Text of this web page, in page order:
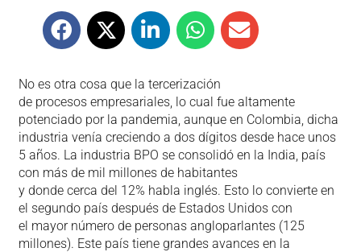
No es otra cosa que la tercerización
de procesos empresariales, lo cual fue altamente
potenciado por la pandemia, aunque en Colombia, dicha
industria venía creciendo a dos dígitos desde hace unos
5 años. La industria BPO se consolidó en la India, país
con más de mil millones de habitantes
y donde cerca del 12% habla inglés. Esto lo convierte en
el segundo país después de Estados Unidos con
el mayor número de personas angloparlantes (125
millones). Este país tiene grandes avances en la